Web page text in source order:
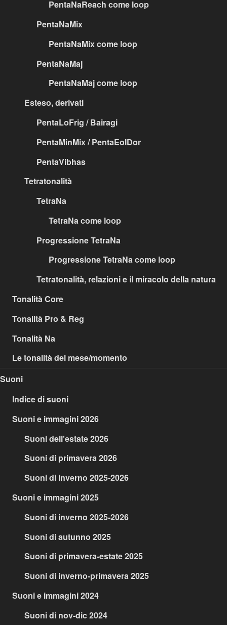
PentaNaReach come loop
PentaNaMix
PentaNaMix come loop
PentaNaMaj
PentaNaMaj come loop
Esteso, derivati
PentaLoFrig / Bairagi
PentaMinMix / PentaEolDor
PentaVibhas
Tetratonalità
TetraNa
TetraNa come loop
Progressione TetraNa
Progressione TetraNa come loop
Tetratonalità, relazioni e il miracolo della natura
Tonalità Core
Tonalità Pro & Reg
Tonalità Na
Le tonalità del mese/momento
Suoni
Indice di suoni
Suoni e immagini 2026
Suoni dell'estate 2026
Suoni di primavera 2026
Suoni di inverno 2025-2026
Suoni e immagini 2025
Suoni di inverno 2025-2026
Suoni di autunno 2025
Suoni di primavera-estate 2025
Suoni di inverno-primavera 2025
Suoni e immagini 2024
Suoni di nov-dic 2024